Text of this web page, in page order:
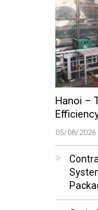
Hanoi –
05/08/2026